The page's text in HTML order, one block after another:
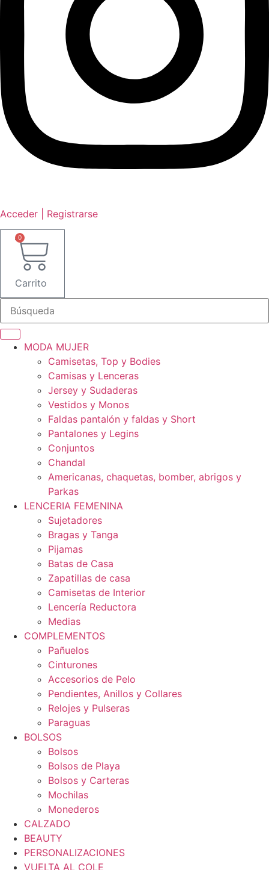
Acceder | Registrarse
0
Carrito
MODA MUJER
Camisetas, Top y Bodies
Camisas y Lenceras
Jersey y Sudaderas
Vestidos y Monos
Faldas pantalón y faldas y Short
Pantalones y Legins
Conjuntos
Chandal
Americanas, chaquetas, bomber, abrigos y
Parkas
LENCERIA FEMENINA
Sujetadores
Bragas y Tanga
Pijamas
Batas de Casa
Zapatillas de casa
Camisetas de Interior
Lencería Reductora
Medias
COMPLEMENTOS
Pañuelos
Cinturones
Accesorios de Pelo
Pendientes, Anillos y Collares
Relojes y Pulseras
Paraguas
BOLSOS
Bolsos
Bolsos de Playa
Bolsos y Carteras
Mochilas
Monederos
CALZADO
BEAUTY
PERSONALIZACIONES
VUELTA AL COLE